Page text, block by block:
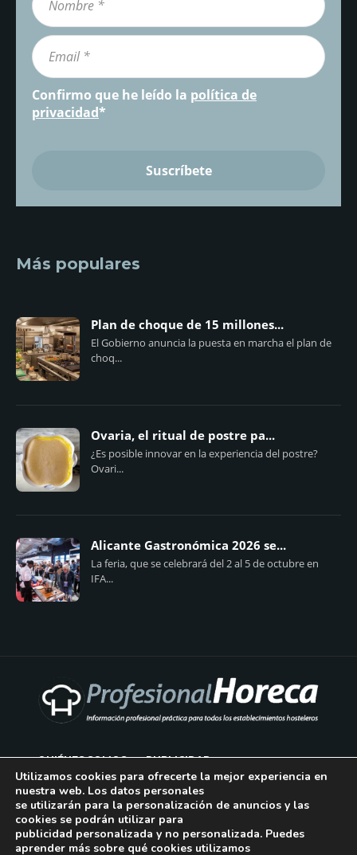
Confirmo que he leído la política de
privacidad*
Más populares
Plan de choque de 15 millones...
El Gobierno anuncia la puesta en marcha el plan de
choq...
Ovaria, el ritual de postre pa...
¿Es posible innovar en la experiencia del postre?
Ovari...
Alicante Gastronómica 2026 se...
La feria, que se celebrará del 2 al 5 de octubre en
IFA...
QUIÉNES SOMOS PUBLICIDAD
AVISO LEGAL
POLÍTICA DE COOKIES
Utilizamos cookies para ofrecerte la mejor experiencia en
nuestra web. Los datos personales
se utilizarán para la personalización de anuncios y las
cookies se podrán utilizar para
publicidad personalizada y no personalizada. Puedes
aprender más sobre qué cookies utilizamos